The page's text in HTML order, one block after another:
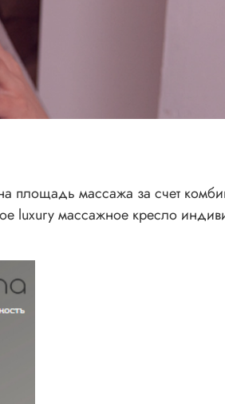
площадь массажа за счет
luxury массажное кресло